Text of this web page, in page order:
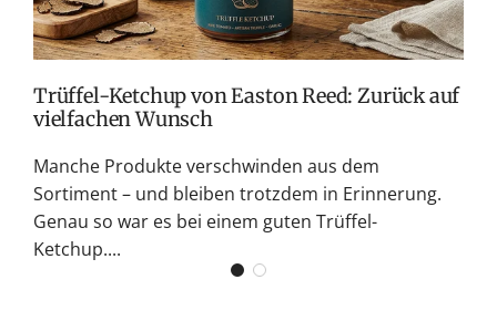
Trüffel-Ketchup von Easton Reed: Zurück auf
vielfachen Wunsch
Manche Produkte verschwinden aus dem
Sortiment – und bleiben trotzdem in Erinnerung.
Genau so war es bei einem guten Trüffel-
Ketchup....